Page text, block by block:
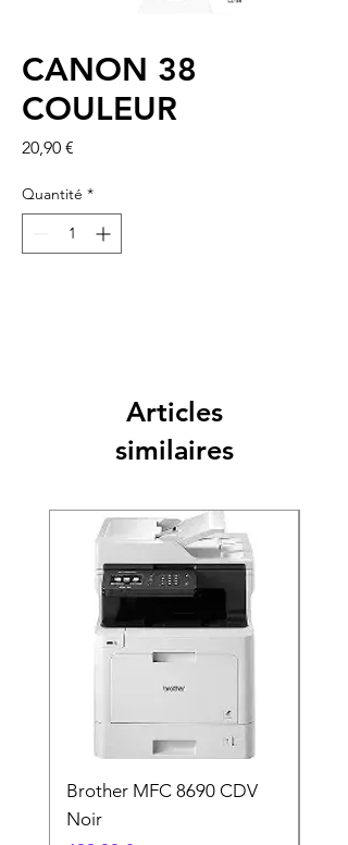
CANON 38
COULEUR
20,90 €
Quantité *
Articles
similaires
Brother MFC 8690 CDV
Noir